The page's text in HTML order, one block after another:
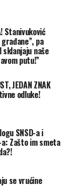
u
je 77 osoba
regiona.
je bio još
su napadali
za cilj su
Vozovi
su bila
su i dalje na
u
do devet
agresije
Stanivuković
pa
naše
putu!”
JEDAN ZNAK
odluke!
SNSD-a i
Zašto im smeta
se vrućine